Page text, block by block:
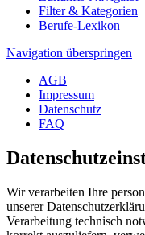
Filter & Kategorien
Berufe-Lexikon
Navigation überspringen
AGB
Impressum
Datenschutz
FAQ
Wir verarbeiten Ihre
unserer
Verarbeitung technisch